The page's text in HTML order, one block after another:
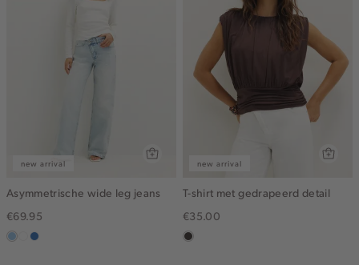
new arrival
Asymmetrische wide leg jeans
€69.95
blauw,
witblauw,
new arrival
T-shirt met gedrapeerd detail
€35.00
choco